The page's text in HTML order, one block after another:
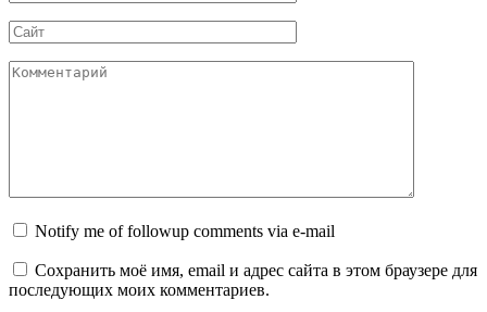
Сайт
Комментарий
Notify me of followup comments via e-mail
Сохранить моё имя, email и адрес сайта в этом браузере для
последующих моих комментариев.